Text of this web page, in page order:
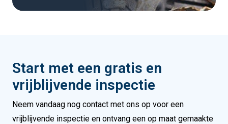
Start met een gratis en
vrijblijvende inspectie
Neem vandaag nog contact met ons op voor een
vrijblijvende inspectie en ontvang een op maat gemaakte